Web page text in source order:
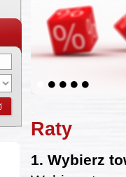
4
Raty
1. Wybierz